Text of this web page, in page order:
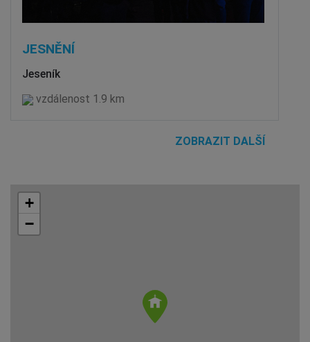
JESNĚNÍ
Jeseník
vzdálenost 1.9 km
ZOBRAZIT DALŠÍ
+
−